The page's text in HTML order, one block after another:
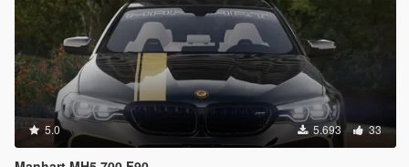
5.0 5.693 33